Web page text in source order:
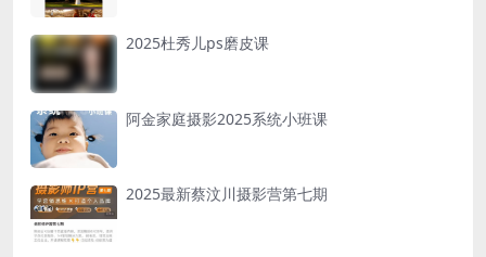
2025杜秀儿ps磨皮课
阿金家庭摄影2025系统小班课
2025最新蔡汶川摄影营第七期